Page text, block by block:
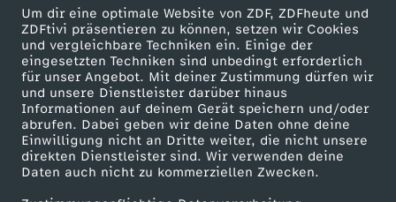
Um dir eine optimale Website von ZDF, ZDFheute und
ZDFtivi präsentieren zu können, setzen wir Cookies
und vergleichbare Techniken ein. Einige der
eingesetzten Techniken sind unbedingt erforderlich
für unser Angebot. Mit deiner Zustimmung dürfen wir
und unsere Dienstleister darüber hinaus
Informationen auf deinem Gerät speichern und/oder
abrufen. Dabei geben wir deine Daten ohne deine
Einwilligung nicht an Dritte weiter, die nicht unsere
direkten Dienstleister sind. Wir verwenden deine
Daten auch nicht zu kommerziellen Zwecken.
i
s
t
v
e
Mehr ZDF
ZDF-Apps
Smart TV
ZDFtext
Service
ZDFmitreden
Kontakt zum ZDF
Tickets